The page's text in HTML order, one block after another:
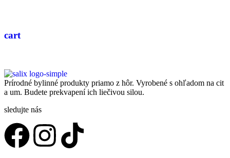
cart
Prírodné bylinné produkty priamo z hôr. Vyrobené s ohľadom na cit
a um. Budete prekvapení ich liečivou silou.
sledujte nás